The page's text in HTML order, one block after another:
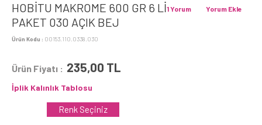
HOBİTU MAKROME 600 GR 6 Lİ
PAKET 030 AÇIK BEJ
Ürün Kodu : 00153.110.0338.030
Yorum Ekle
1 Yorum
Ürün Fiyatı : 235,00 TL
İplik Kalınlık Tablosu
Renk Seçiniz